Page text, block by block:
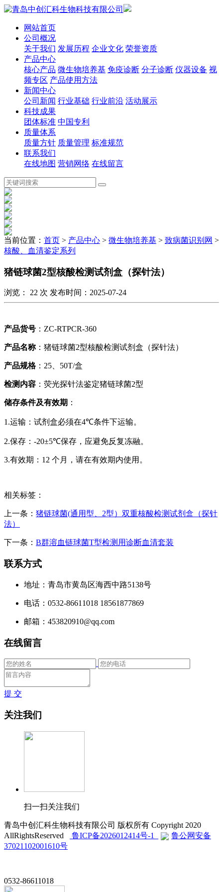
网站首页
公司概况
关于我们 发展历程 企业文化 荣誉资质
产品中心
核心产品 微生物培养基 免疫诊断 分子诊断 仪器设备 视
频专区 产品使用方法
新闻中心
公司新闻 行业基础 行业前沿 活动展示
科技成果
团体标准 中国专利
质量体系
质量方针 质量管理 标准规范
联系我们
在线地图 营销网络 在线留言
当前位置： 首页 > 产品中心 > 微生物培养基 > 致病菌识别网 >
核酸、血清鉴定系列
猪链球菌2型核酸检测试剂盒（探针法）
浏览： 22 次 发布时间：2025-07-24
产品货号 ： ZC-RTPCR-360
产品名称：猪链球菌2型核酸检测试剂盒（探针法）
产品规格： 25、50T/盒
检测内容 ：荧光探针法鉴定猪链球菌2型
储存条件及有效期 ：
1.运输：试剂盒必须在4℃条件下运输。
2.保存： -20±5℃保存，应避免反复冻融。
3.有效期： 12 个月，请在有效期内使用。
相关标签：
上一条： 猪链球菌(通用型、2型）双重核酸检测试剂盒（探针
法）
下一条： B群溶血链球菌T型检测用诊断血清套装
联系方式
地址：青岛市黄岛区海西中路5138号
电话：0532-86611018 18561877869
邮箱：453820910@qq.com
在线留言
提 交
关注我们
扫一扫关注我们
青岛中创汇科生物科技有限公司 版权所有 Copyright 2020
AllRightsReserved
鲁ICP备2026012414号-1
鲁公网安备
37021102001610号
0532-86611018